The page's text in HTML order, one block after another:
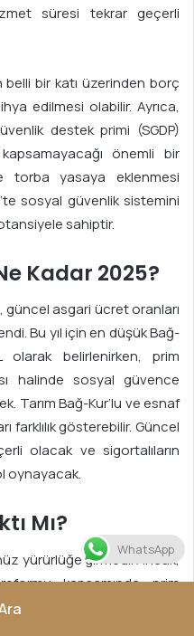
süresi tekrar geçerli
belli bir katı üzerinden borç
edilmesi olabilir. Ayrıca,
destek primi (SGDP)
önemli bir
torba yasaya eklenmesi
sosyal güvenlik sistemini
sahiptir.
Kadar 2025?
güncel asgari ücret oranları
Bu yıl için en düşük Bağ-
olarak belirlenirken, prim
halinde sosyal güvence
Tarım Bağ-Kur’lu ve esnaf
farklılık gösterebilir. Güncel
olacak ve sigortalıların
oynayacak.
Mı?
yürürlüğe girmedi. Ancak,
kapsamında prim
torba yasa içerisine
WhatsApp